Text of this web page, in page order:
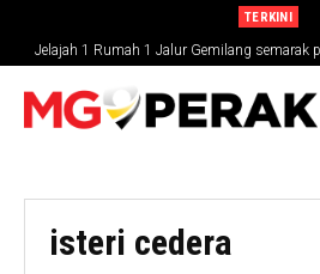
TERKINI
Jelajah 1 Rumah 1 Jalur Gemilang semarak
isteri cedera